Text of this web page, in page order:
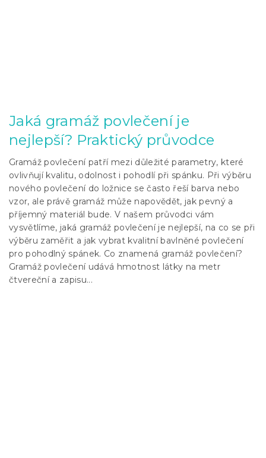
Jaká gramáž povlečení je
nejlepší? Praktický průvodce
Gramáž povlečení patří mezi důležité parametry, které
ovlivňují kvalitu, odolnost i pohodlí při spánku. Při výběru
nového povlečení do ložnice se často řeší barva nebo
vzor, ale právě gramáž může napovědět, jak pevný a
příjemný materiál bude. V našem průvodci vám
vysvětlíme, jaká gramáž povlečení je nejlepší, na co se při
výběru zaměřit a jak vybrat kvalitní bavlněné povlečení
pro pohodlný spánek. Co znamená gramáž povlečení?
Gramáž povlečení udává hmotnost látky na metr
čtvereční a zapisu...